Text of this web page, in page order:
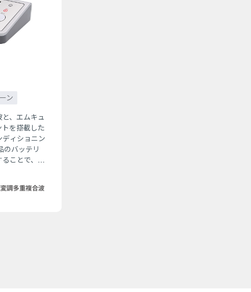
ン
、エムキュ
を搭載した
ィショニン
のバッテリ
ことで、場
もあなたの
ートしま